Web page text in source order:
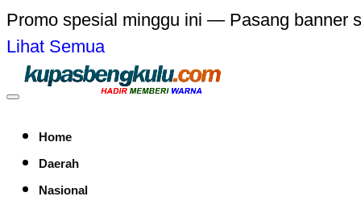
Promo spesial minggu ini — Pasang banner
Lihat Semua
Home
Daerah
Nasional